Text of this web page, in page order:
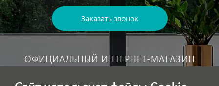
Заказать звонок
ОФИЦИАЛЬНЫЙ ИНТЕРНЕТ-МАГАЗИН